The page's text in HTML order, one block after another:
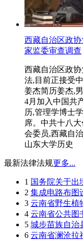
西藏自治区政
家监委审查调查
西藏自治区政
法,目前正接受
姜杰简历姜杰,
4月加入中国共
历,管理学博士
席。中共十八
会委员,西藏自
山东大学历史
最新法律法规更多...
1 国务院关于出
2 集成电路布图
3 云南省野生植
4 云南省公共图
5 城步苗族自治
6 云南省澜沧拉